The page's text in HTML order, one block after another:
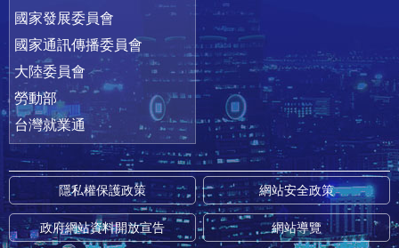
國家發展委員會
國家通訊傳播委員會
大陸委員會
勞動部
台灣就業通
隱私權保護政策 網站安全政策
政府網站資料開放宣告 網站導覽